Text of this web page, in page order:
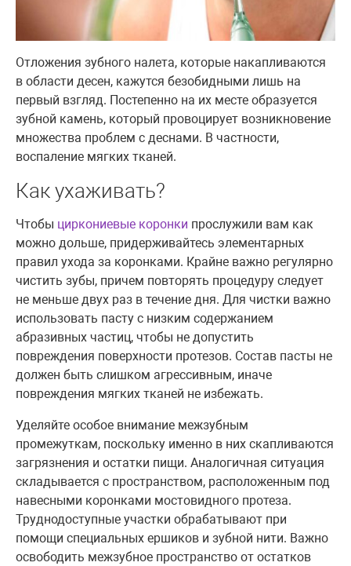
Отложения зубного налета, которые накапливаются
в области десен, кажутся безобидными лишь на
первый взгляд. Постепенно на их месте образуется
зубной камень, который провоцирует возникновение
множества проблем с деснами. В частности,
воспаление мягких тканей.
Как ухаживать?
Чтобы циркониевые коронки прослужили вам как
можно дольше, придерживайтесь элементарных
правил ухода за коронками. Крайне важно регулярно
чистить зубы, причем повторять процедуру следует
не меньше двух раз в течение дня. Для чистки важно
использовать пасту с низким содержанием
абразивных частиц, чтобы не допустить
повреждения поверхности протезов. Состав пасты не
должен быть слишком агрессивным, иначе
повреждения мягких тканей не избежать.
Уделяйте особое внимание межзубным
промежуткам, поскольку именно в них скапливаются
загрязнения и остатки пищи. Аналогичная ситуация
складывается с пространством, расположенным под
навесными коронками мостовидного протеза.
Труднодоступные участки обрабатывают при
помощи специальных ершиков и зубной нити. Важно
освободить межзубное пространство от остатков